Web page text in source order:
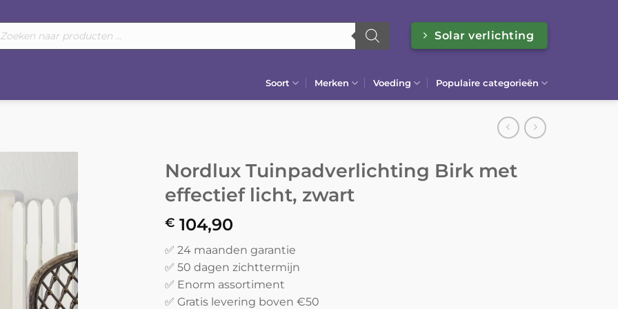
Solar verlichting
Soort Merken Voeding Populaire categorieën
Nordlux Tuinpadverlichting Birk met
effectief licht, zwart
€ 104,90
✅ 24 maanden garantie
✅ 50 dagen zichttermijn
✅ Enorm assortiment
✅ Gratis levering boven €50